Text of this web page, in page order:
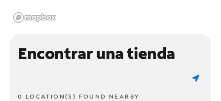
Encontrar una tienda
0 LOCATION(S) FOUND NEARBY